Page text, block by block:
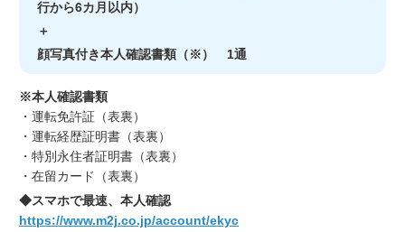
行から6カ月以内）
＋
顔写真付き本人確認書類（※） 1通
※本人確認書類
・運転免許証（表裏）
・運転経歴証明書（表裏）
・特別永住者証明書（表裏）
・在留カード（表裏）
◆スマホで最速、本人確認
https://www.m2j.co.jp/account/ekyc